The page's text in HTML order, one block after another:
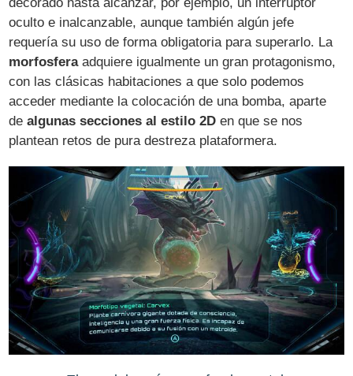
oculto e inalcanzable, aunque también algún jefe
requería su uso de forma obligatoria para superarlo. La
morfosferaadquiere igualmente un gran protagonismo,
con las clásicas habitaciones a que solo podemos
acceder mediante la colocación de una bomba, aparte
dealgunas secciones al estilo 2D en que se nos
plantean retos de pura destreza plataformera.